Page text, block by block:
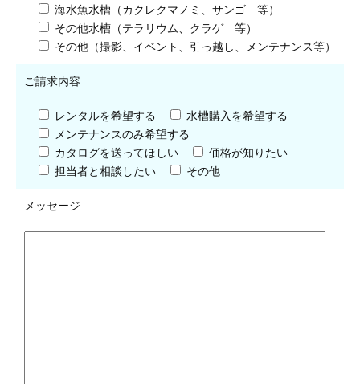
海水魚水槽（カクレクマノミ、サンゴ 等）
その他水槽（テラリウム、クラゲ 等）
その他（撮影、イベント、引っ越し、メンテナンス等）
ご請求内容
レンタルを希望する
水槽購入を希望する
メンテナンスのみ希望する
カタログを送ってほしい
価格が知りたい
担当者と相談したい
その他
メッセージ